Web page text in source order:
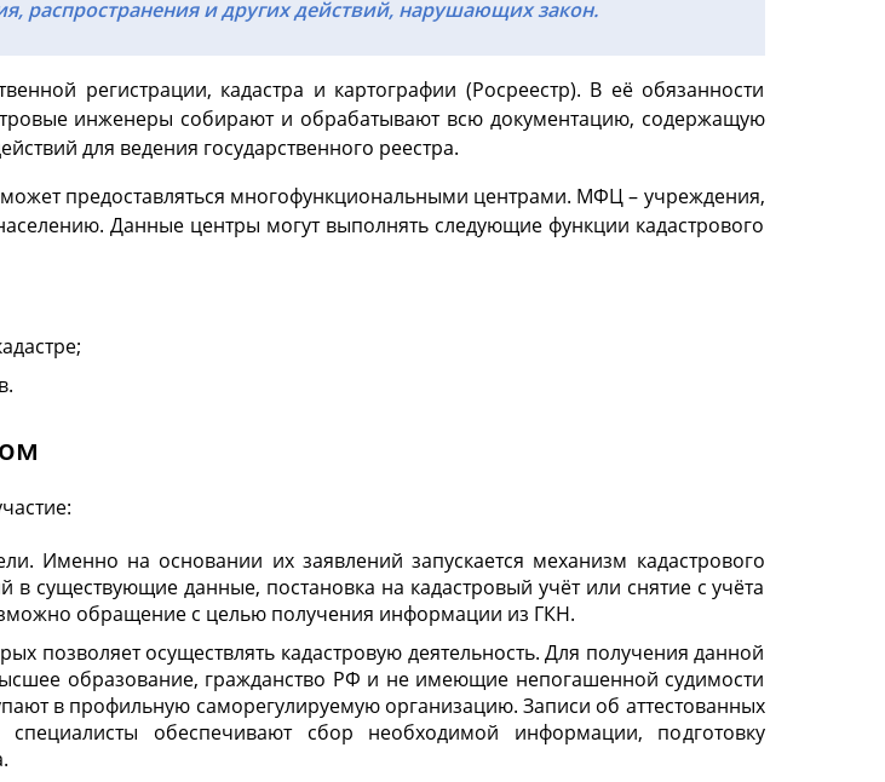
распространения и других действий, нарушающих закон.
регистрации, кадастра и картографии (Росреестр). В её обязанности
инженеры собирают и обрабатывают всю документацию, содержащую
для ведения государственного реестра.
может предоставляться многофункциональными центрами. МФЦ – учреждения,
Данные центры могут выполнять следующие функции кадастрового
Именно на основании их заявлений запускается механизм кадастрового
существующие данные, постановка на кадастровый учёт или снятие с учёта
обращение с целью получения информации из ГКН.
позволяет осуществлять кадастровую деятельность. Для получения данной
образование, гражданство РФ и не имеющие непогашенной судимости
в профильную саморегулируемую организацию. Записи об аттестованных
обеспечивают сбор необходимой информации, подготовку